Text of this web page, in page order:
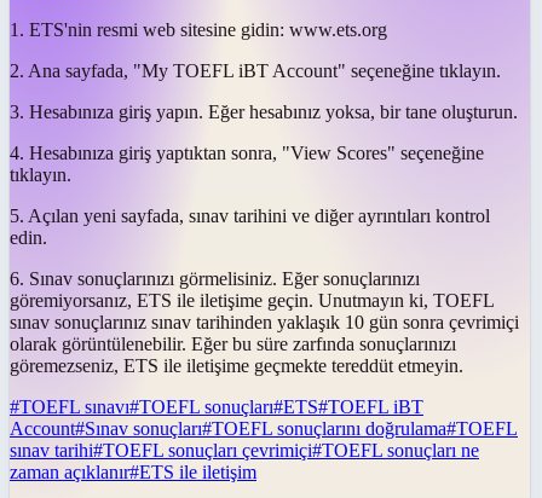
1. ETS'nin resmi web sitesine gidin: www.ets.org
2. Ana sayfada, "My TOEFL iBT Account" seçeneğine tıklayın.
3. Hesabınıza giriş yapın. Eğer hesabınız yoksa, bir tane oluşturun.
4. Hesabınıza giriş yaptıktan sonra, "View Scores" seçeneğine
tıklayın.
5. Açılan yeni sayfada, sınav tarihini ve diğer ayrıntıları kontrol
edin.
6. Sınav sonuçlarınızı görmelisiniz. Eğer sonuçlarınızı
göremiyorsanız, ETS ile iletişime geçin. Unutmayın ki, TOEFL
sınav sonuçlarınız sınav tarihinden yaklaşık 10 gün sonra çevrimiçi
olarak görüntülenebilir. Eğer bu süre zarfında sonuçlarınızı
göremezseniz, ETS ile iletişime geçmekte tereddüt etmeyin.
#TOEFL sınavı#TOEFL sonuçları#ETS#TOEFL iBT
Account#Sınav sonuçları#TOEFL sonuçlarını doğrulama#TOEFL
sınav tarihi#TOEFL sonuçları çevrimiçi#TOEFL sonuçları ne
zaman açıklanır#ETS ile iletişim